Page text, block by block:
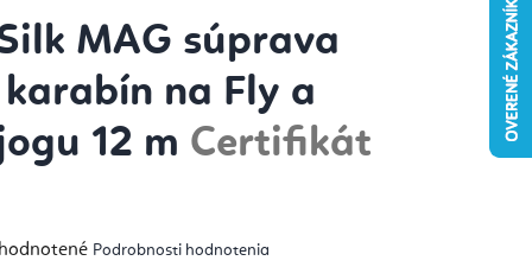
MAG súprava
na Fly a
12 m Certifikát
Podrobnosti hodnotenia